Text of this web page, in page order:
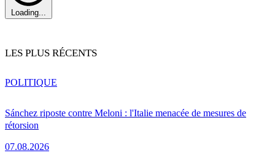
Loading...
LES PLUS RÉCENTS
Sánchez riposte contre Meloni : l'Italie menacée de mesures de
rétorsion
07.08.2026
POLITIQUE